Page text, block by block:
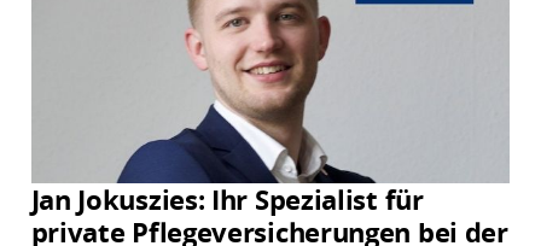
Jan Jokuszies: Ihr Spezialist für
private Pflegeversicherungen bei der